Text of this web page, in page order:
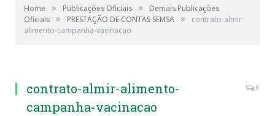
Home » Publicações Oficiais »
Demais Publicações
Oficiais » PRESTAÇÃO DE CONTAS SEMSA »
contrato-almir-
alimento-campanha-vacinacao
contrato-almir-alimento-
campanha-vacinacao
0